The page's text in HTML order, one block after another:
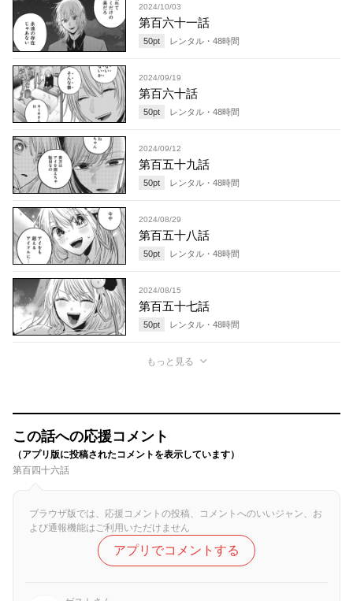
2024/10/03
第百六十一話
50pt レンタル・ 48時間
2024/09/19
第百六十話
50pt レンタル・ 48時間
2024/09/12
第百五十九話
50pt レンタル・ 48時間
2024/08/29
第百五十八話
50pt レンタル・ 48時間
2024/08/15
第百五十七話
50pt レンタル・ 48時間
もっと見る
この話への応援コメント
（アプリ版に投稿されたコメントを表示しています）
第百四十六話
ブラウザ版では、応援コメントの投稿、コメントへのいいジャン、お
よび通報機能はご利用いただけません
アプリでコメントする